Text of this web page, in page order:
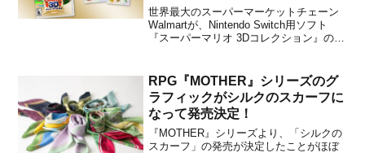
発表！
世界最大のスーパーマーケットチェーン
Walmartが、Nintendo Switch用ソフト
『スーパーマリオ 3Dコレクション』の予
で、下記のステッカーをもらうことがで
きます。We're celebratin...
RPG『MOTHER』シリーズのグ
ラフィックがシルクのスカーフに
なって発売決定！
『MOTHER』シリーズより、「シルクの
スカーフ」の発売が決定したことがほぼ